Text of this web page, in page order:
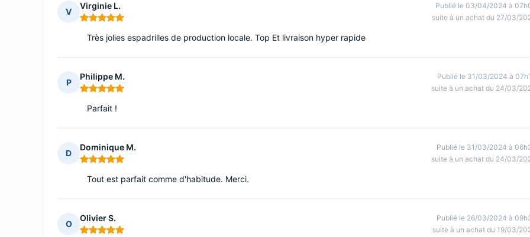
V
Virginie L.
Note : 5 sur 5
Publié le 03/04/2024 à
suite à un achat du 27/03/
Très jolies espadrilles de production locale. Top Et livraison hyper rapide
P
Philippe M.
Note : 5 sur 5
Publié le 31/03/2024 à
suite à un achat du 24/03/
Parfait !
D
Dominique M.
Note : 5 sur 5
Publié le 31/03/2024 à
suite à un achat du 24/03/
Tout est parfait comme d'habitude. Merci.
O
Olivier S.
Note : 5 sur 5
Publié le 26/03/2024 à
suite à un achat du 19/03/